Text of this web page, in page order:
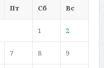
Пт Сб Вс
1 2
7 8 9